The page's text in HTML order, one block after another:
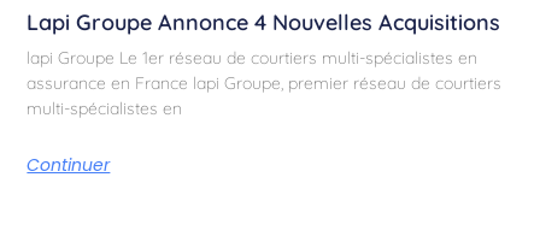
Lapi Groupe Annonce 4 Nouvelles Acquisitions
lapi Groupe Le 1er réseau de courtiers multi-spécialistes en
assurance en France lapi Groupe, premier réseau de courtiers
multi-spécialistes en
Continuer